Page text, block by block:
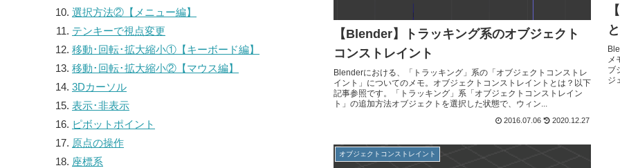
【Blender】トラッキング系のオブジェクト
コンストレイント
Blenderにおける、「トラッキング」系の「オブジェクトコンストレ
イント」についてのメモ。オブジェクトコンストレイントとは？以下
記事参照です。「トラッキング」系「オブジェクトコンストレイン
ト」の追加方法オブジェクトを選択した状態で、ウィン...
2016.07.06 2020.12.27
メ
ブ
ジ
オブジェクトコンストレイント
選択方法②【メニュー編】
テンキーで視点変更
移動･回転･拡大縮小①【キーボード編】
移動･回転･拡大縮小②【マウス編】
3Dカーソル
表示･非表示
ピボットポイント
原点の操作
座標系